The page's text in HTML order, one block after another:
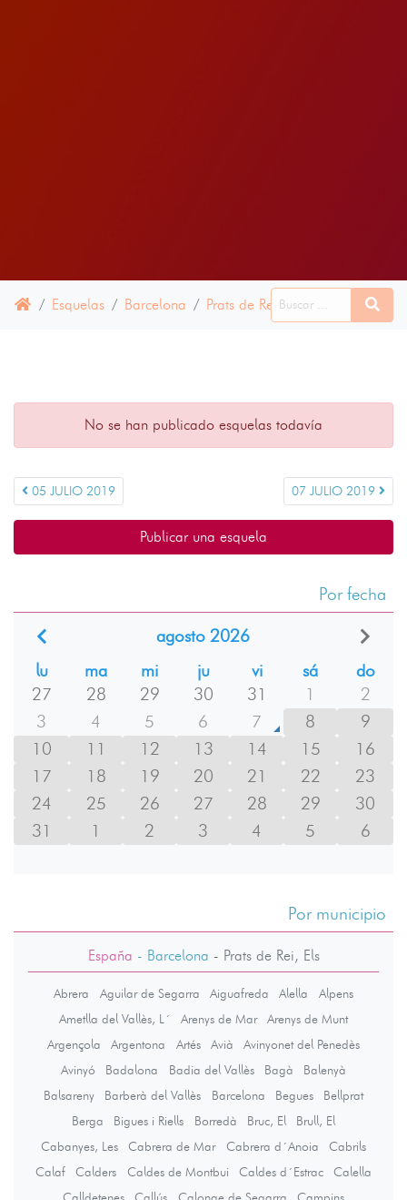
Esquelas Barcelona Prats de Rei, Els 06 JULIO
No se han publicado esquelas todavía
05 JULIO 2019 07 JULIO 2019
Publicar una esquela
Por fecha
agosto 2026
lu
ma mi ju vi sá
do
27
28 29 30 31 1
2
3
4 5 6 7 8
9
10
11 12 13 14 15
16
17
18 19 20 21 22
23
24
25 26 27 28 29
30
31
1 2 3 4 5 6
Por municipio
España - Barcelona - Prats de Rei, Els
Abrera Aguilar de Segarra Aiguafreda Alella
Alpens
Ametlla del Vallès, L´
Arenys de Mar
Arenys de Munt
Argençola
Argentona Artés Avià
Avinyonet del Penedès
Avinyó
Badalona Badia del Vallès Bagà
Balenyà
Balsareny
Barberà del Vallès Barcelona Begues
Bellprat
Berga
Bigues i Riells Borredà Bruc, El
Brull, El
Cabanyes, Les
Cabrera de Mar Cabrera d´Anoia
Cabrils
Calaf
Calders Caldes de Montbui Caldes d´Estrac
Calella